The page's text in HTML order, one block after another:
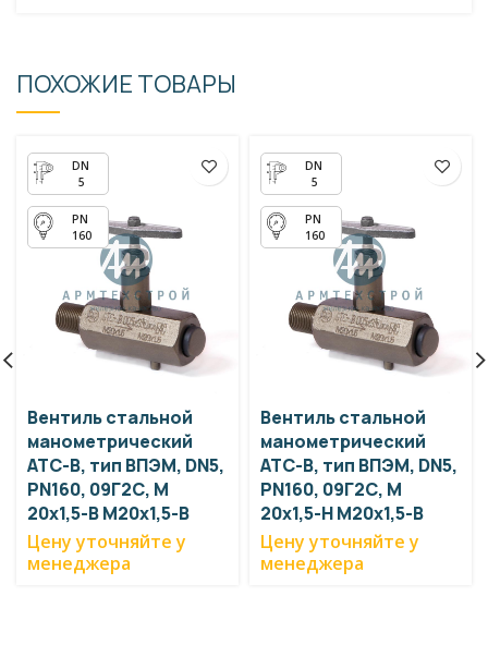
ПОХОЖИЕ ТОВАРЫ
5
160
Вентиль стальной
манометрический
АТС-В, тип ВПЭМ, DN5,
PN160, 09Г2С, М
20х1,5-В М20х1,5-В
Цену уточняйте у
менеджера
5
160
Вентиль стальной
манометрический
АТС-В, тип ВПЭМ, DN5,
PN160, 09Г2С, М
20х1,5-Н М20х1,5-В
Цену уточняйте у
менеджера